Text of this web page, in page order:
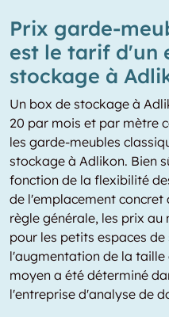
Prix garde-
est le tarif d'un
stockage à
Un box de stockage à
20 par mois et par mètre
les garde-meubles
stockage à Adlikon. Bien
fonction de la flexibilité
de l'emplacement concret
règle générale, les prix
pour les petits espaces
l'augmentation de la taille
moyen a été déterminé
l'entreprise d'analyse de